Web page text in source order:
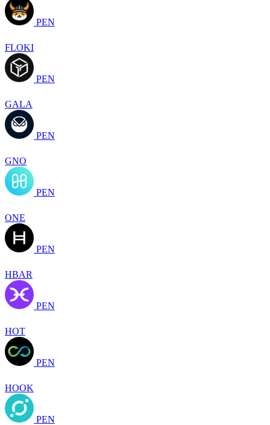
PEN
FLOKI
PEN
GALA
PEN
GNO
PEN
ONE
PEN
HBAR
PEN
HOT
PEN
HOOK
PEN